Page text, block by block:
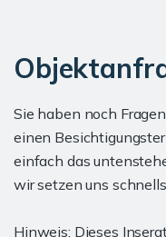
Sie haben noch
einen
einfach das
wir setzen uns
Hinweis: Dieses